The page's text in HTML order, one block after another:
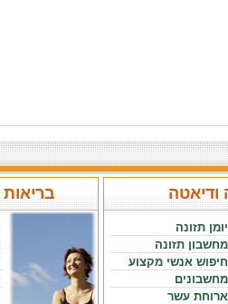
ודיאטה
יומן תזונה
מחשבון תזונה
חיפוש אנשי מקצוע
מחשבונים
ארוחת עשר
בריאות